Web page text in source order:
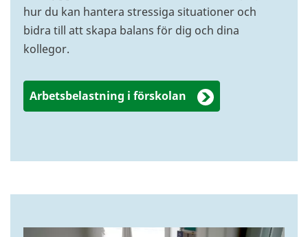
hur du kan hantera stressiga situationer och
bidra till att skapa balans för dig och dina
kollegor.
Arbetsbelastning i förskolan